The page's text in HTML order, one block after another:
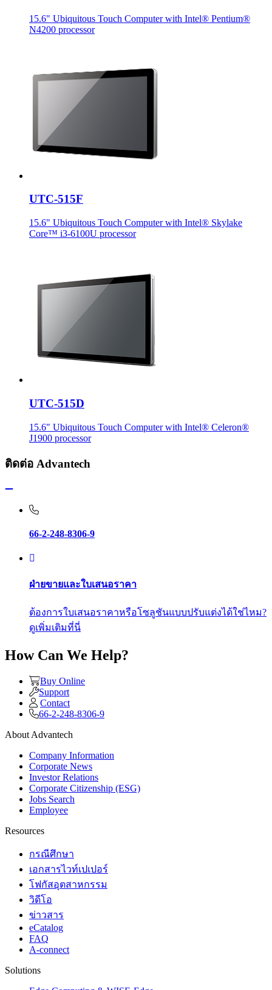
15.6" Ubiquitous Touch Computer with Intel® Pentium®
N4200 processor
UTC-515F
15.6" Ubiquitous Touch Computer with Intel® Skylake
Core™ i3-6100U processor
UTC-515D
15.6" Ubiquitous Touch Computer with Intel® Celeron®
J1900 processor
ติดต่อ Advantech
66-2-248-8306-9
ฝ่ายขายและใบเสนอราคา
ต้องการใบเสนอราคาหรือโซลูชันแบบปรับแต่งได้ใช่ไหม?
ดูเพิ่มเติมที่นี่
How Can We Help?
Buy Online
Support
Contact
66-2-248-8306-9
About Advantech
Company Information
Corporate News
Investor Relations
Corporate Citizenship (ESG)
Jobs Search
Employee
Resources
กรณีศึกษา
เอกสารไวท์เปเปอร์
โฟกัสอุตสาหกรรม
วิดีโอ
ข่าวสาร
eCatalog
FAQ
A-connect
Solutions